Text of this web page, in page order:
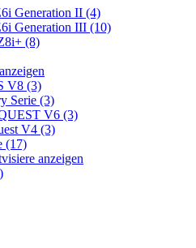
Generation II (4)
Generation III (10)
(8)
V8 (3)
Serie (3)
V6 (3)
V4 (3)
(17)
anzeigen